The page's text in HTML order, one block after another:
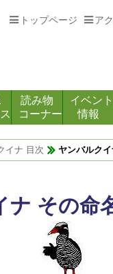
トップページ ア
読み物
コーナー
イベント
情報
イナ 目次 ヤンバルク
ナ その命